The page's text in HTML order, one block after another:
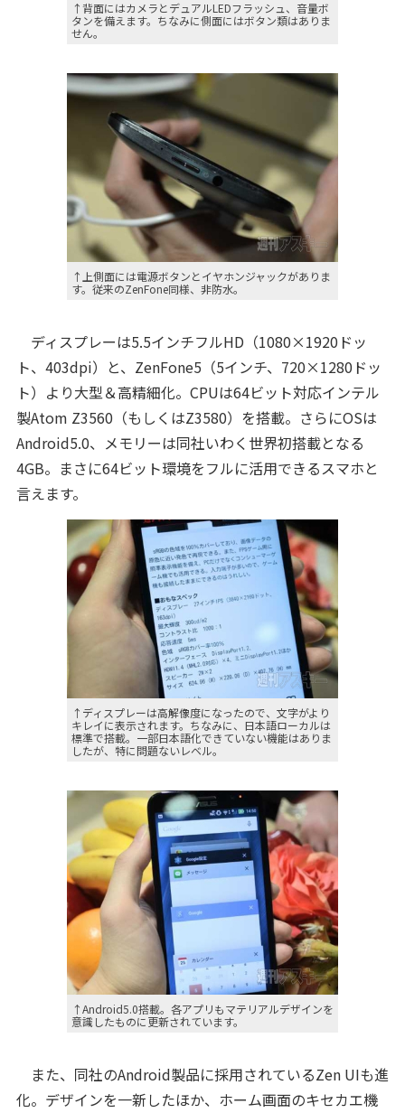
↑背面にはカメラとデュアルLEDフラッシュ、音量ボ
タンを備えます。ちなみに側面にはボタン類はありま
せん。
↑上側面には電源ボタンとイヤホンジャックがありま
す。従来のZenFone同様、非防水。
ディスプレーは5.5インチフルHD（1080×1920ドッ
ト、403dpi）と、ZenFone5（5インチ、720×1280ドッ
ト）より大型＆高精細化。CPUは64ビット対応インテル
製Atom Z3560（もしくはZ3580）を搭載。さらにOSは
Android5.0、メモリーは同社いわく世界初搭載となる
4GB。まさに64ビット環境をフルに活用できるスマホと
言えます。
↑ディスプレーは高解像度になったので、文字がより
キレイに表示されます。ちなみに、日本語ローカルは
標準で搭載。一部日本語化できていない機能はありま
したが、特に問題ないレベル。
↑Android5.0搭載。各アプリもマテリアルデザインを
意識したものに更新されています。
また、同社のAndroid製品に採用されているZen UIも進
化。デザインを一新したほか、ホーム画面のキセカエ機